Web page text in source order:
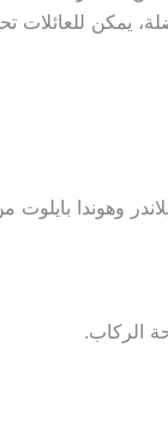
يمكن للعائلات
وهوندا بايلوت
الركاب.